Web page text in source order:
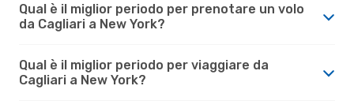
Qual è il miglior periodo per prenotare un volo
da Cagliari a New York?
Qual è il miglior periodo per viaggiare da
Cagliari a New York?